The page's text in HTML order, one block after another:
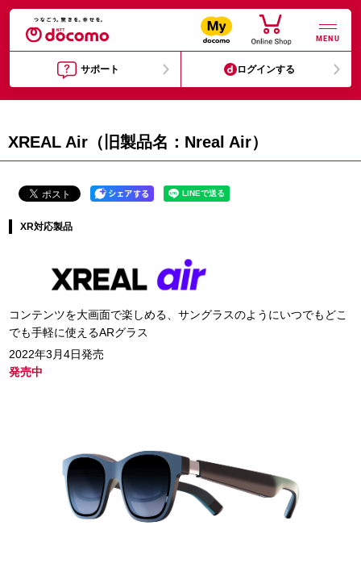
MENU
サポート ログインする
XREAL Air（旧製品名：Nreal Air）
XR対応製品
コンテンツを大画面で楽しめる、サングラスのようにいつでもどこ
でも手軽に使えるARグラス
2022年3月4日発売
発売中